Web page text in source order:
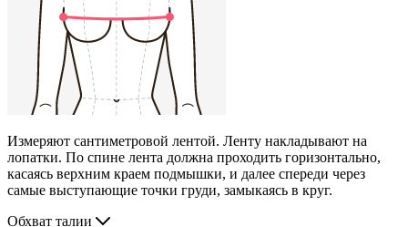
Измеряют сантиметровой лентой. Ленту накладывают на
лопатки. По спине лента должна проходить горизонтально,
касаясь верхним краем подмышки, и далее спереди через
самые выступающие точки груди, замыкаясь в круг.
Обхват талии